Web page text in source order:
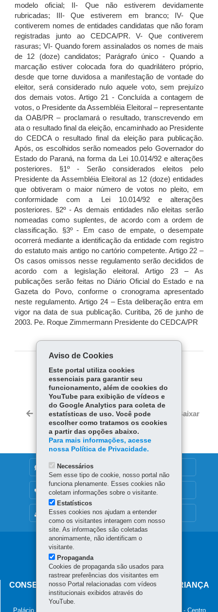
COMPARTILHE:
Fa
ce
bo
ok
Tw
itt
er
W
ha
ts
Ap
Voltar Início Imprimir Baixar
MAPA DO SITE
DENUNCIE CORRUPÇÃO
OUVIDORIA
Navegação
principal
CONSELHO ESTADUAL DOS DIREITOS DA CRIANÇA
E DO ADOLESCENTE
Palácio das Araucárias - Rua Jacy Loureiro de Campos, s/n - Centro
Aviso de Cookies
Este portal utiliza cookies
essenciais para garantir seu
funcionamento, além de cookies do
YouTube para exibição de vídeos e
do Google Analytics para coleta de
estatísticas de uso. Você pode
escolher como tratamos os cookies
a partir das opções abaixo.
Para mais informações, acesse
nossa Política de Privacidade.
Necessários
Sem esse tipo de cookie, nosso portal não
funciona plenamente. Esses cookies não
coletam informações sobre o visitante.
Estatísticos
Esses cookies nos ajudam a entender
como os visitantes interagem com nosso
site. As informações são coletadas
anonimamente, não identificam o
visitante.
Propaganda
Cookies de propaganda são usados para
rastrear preferências dos visitantes em
nosso Portal relacionadas com vídeos
institucionais exibidos através do
YouTube.